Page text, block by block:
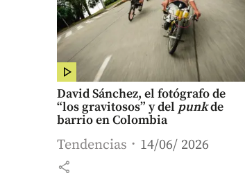
David Sánchez, el fotógrafo de
“los gravitosos” y del punkde
barrio en Colombia
Tendencias 14/06/ 2026
share